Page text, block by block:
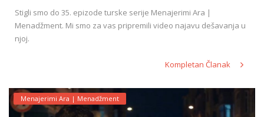
Stigli smo do 35. epizode turske serije Menajerimi Ara |
Menadžment. Mi smo za vas pripremili video najavu dešavanja u
njoj.
Kompletan Članak
Menajerimi Ara | Menadžment